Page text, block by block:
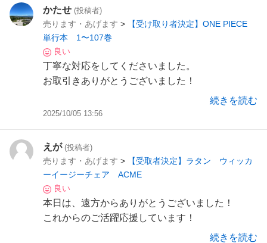
かたせ (投稿者)
売ります・あげます >
【受け取り者決定】ONE PIECE
単行本 1〜107巻
良い
丁寧な対応をしてくださいました。
お取引きありがとうございました！
続きを読む
2025/10/05 13:56
えが (投稿者)
売ります・あげます >
【受取者決定】ラタン ウィッカ
ーイージーチェア ACME
良い
本日は、遠方からありがとうございました！
これからのご活躍応援しています！
続きを読む